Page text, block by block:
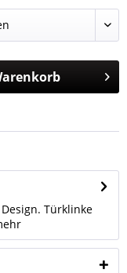
Türklinke